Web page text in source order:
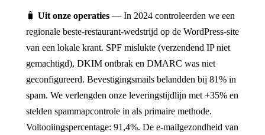
🧳 Uit onze operaties — In 2024 controleerden we een
regionale beste-restaurant-wedstrijd op de WordPress-site
van een lokale krant. SPF mislukte (verzendend IP niet
gemachtigd), DKIM ontbrak en DMARC was niet
geconfigureerd. Bevestigingsmails belandden bij 81% in
spam. We verlengden onze leveringstijdlijn met +35% en
stelden spammapcontrole in als primaire methode.
Voltooiingspercentage: 91,4%. De e-mailgezondheid van